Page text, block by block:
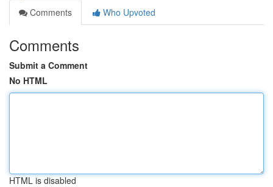
Comments
Who Upvoted
Comments
Submit a Comment
No HTML
HTML is disabled